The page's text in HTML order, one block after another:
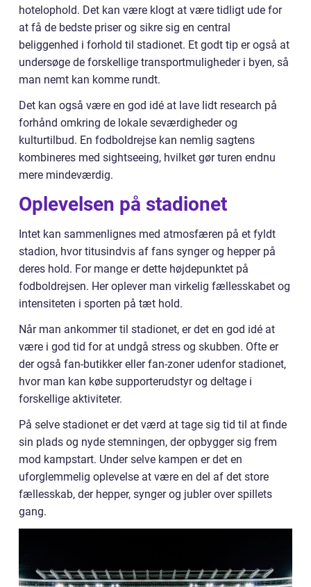
hotelophold. Det kan være klogt at være tidligt ude for
at få de bedste priser og sikre sig en central
beliggenhed i forhold til stadionet. Et godt tip er også at
undersøge de forskellige transportmuligheder i byen, så
man nemt kan komme rundt.
Det kan også være en god idé at lave lidt research på
forhånd omkring de lokale seværdigheder og
kulturtilbud. En fodboldrejse kan nemlig sagtens
kombineres med sightseeing, hvilket gør turen endnu
mere mindeværdig.
Oplevelsen på stadionet
Intet kan sammenlignes med atmosfæren på et fyldt
stadion, hvor titusindvis af fans synger og hepper på
deres hold. For mange er dette højdepunktet på
fodboldrejsen. Her oplever man virkelig fællesskabet og
intensiteten i sporten på tæt hold.
Når man ankommer til stadionet, er det en god idé at
være i god tid for at undgå stress og skubben. Ofte er
der også fan-butikker eller fan-zoner udenfor stadionet,
hvor man kan købe supporterudstyr og deltage i
forskellige aktiviteter.
På selve stadionet er det værd at tage sig tid til at finde
sin plads og nyde stemningen, der opbygger sig frem
mod kampstart. Under selve kampen er det en
uforglemmelig oplevelse at være en del af det store
fællesskab, der hepper, synger og jubler over spillets
gang.